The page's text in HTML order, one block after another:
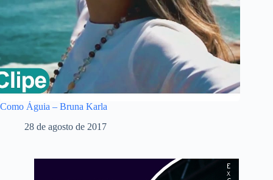
Como Águia – Bruna Karla
28 de agosto de 2017